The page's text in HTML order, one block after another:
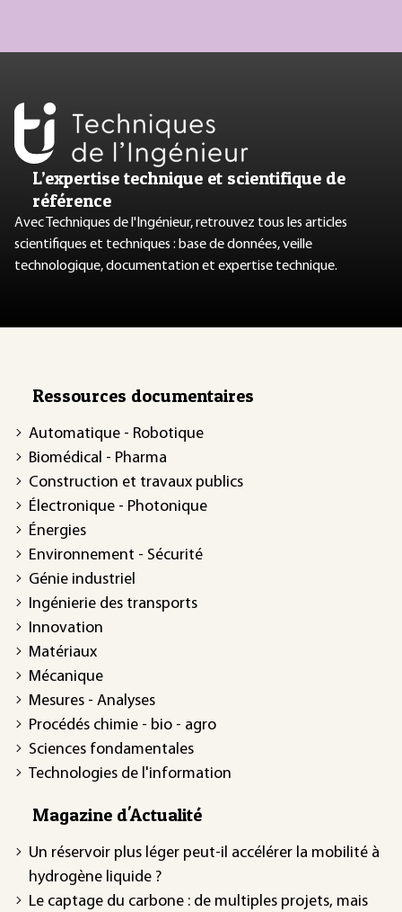
L’expertise technique et scientifique de
référence
Avec Techniques de l'Ingénieur, retrouvez tous les articles
scientifiques et techniques : base de données, veille
technologique, documentation et expertise technique.
Ressources documentaires
Automatique - Robotique
Biomédical - Pharma
Construction et travaux publics
Électronique - Photonique
Énergies
Environnement - Sécurité
Génie industriel
Ingénierie des transports
Innovation
Matériaux
Mécanique
Mesures - Analyses
Procédés chimie - bio - agro
Sciences fondamentales
Technologies de l'information
Magazine d'Actualité
Un réservoir plus léger peut-il accélérer la mobilité à
hydrogène liquide ?
Le captage du carbone : de multiples projets, mais